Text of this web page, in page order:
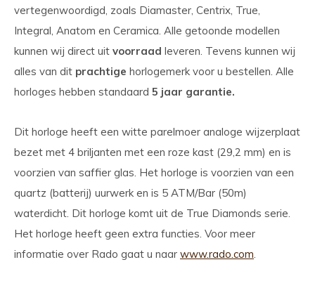
vertegenwoordigd, zoals Diamaster, Centrix, True,
Integral, Anatom en Ceramica. Alle getoonde modellen
kunnen wij direct uit voorraad leveren. Tevens kunnen wij
alles van dit prachtige horlogemerk voor u bestellen. Alle
horloges hebben standaard 5 jaar garantie.
Dit horloge heeft een witte parelmoer analoge wijzerplaat
bezet met 4 briljanten met een roze kast (29,2 mm) en is
voorzien van saffier glas. Het horloge is voorzien van een
quartz (batterij) uurwerk en is 5 ATM/Bar (50m)
waterdicht. Dit horloge komt uit de True Diamonds serie.
Het horloge heeft geen extra functies. Voor meer
informatie over Rado gaat u naar www.rado.com.